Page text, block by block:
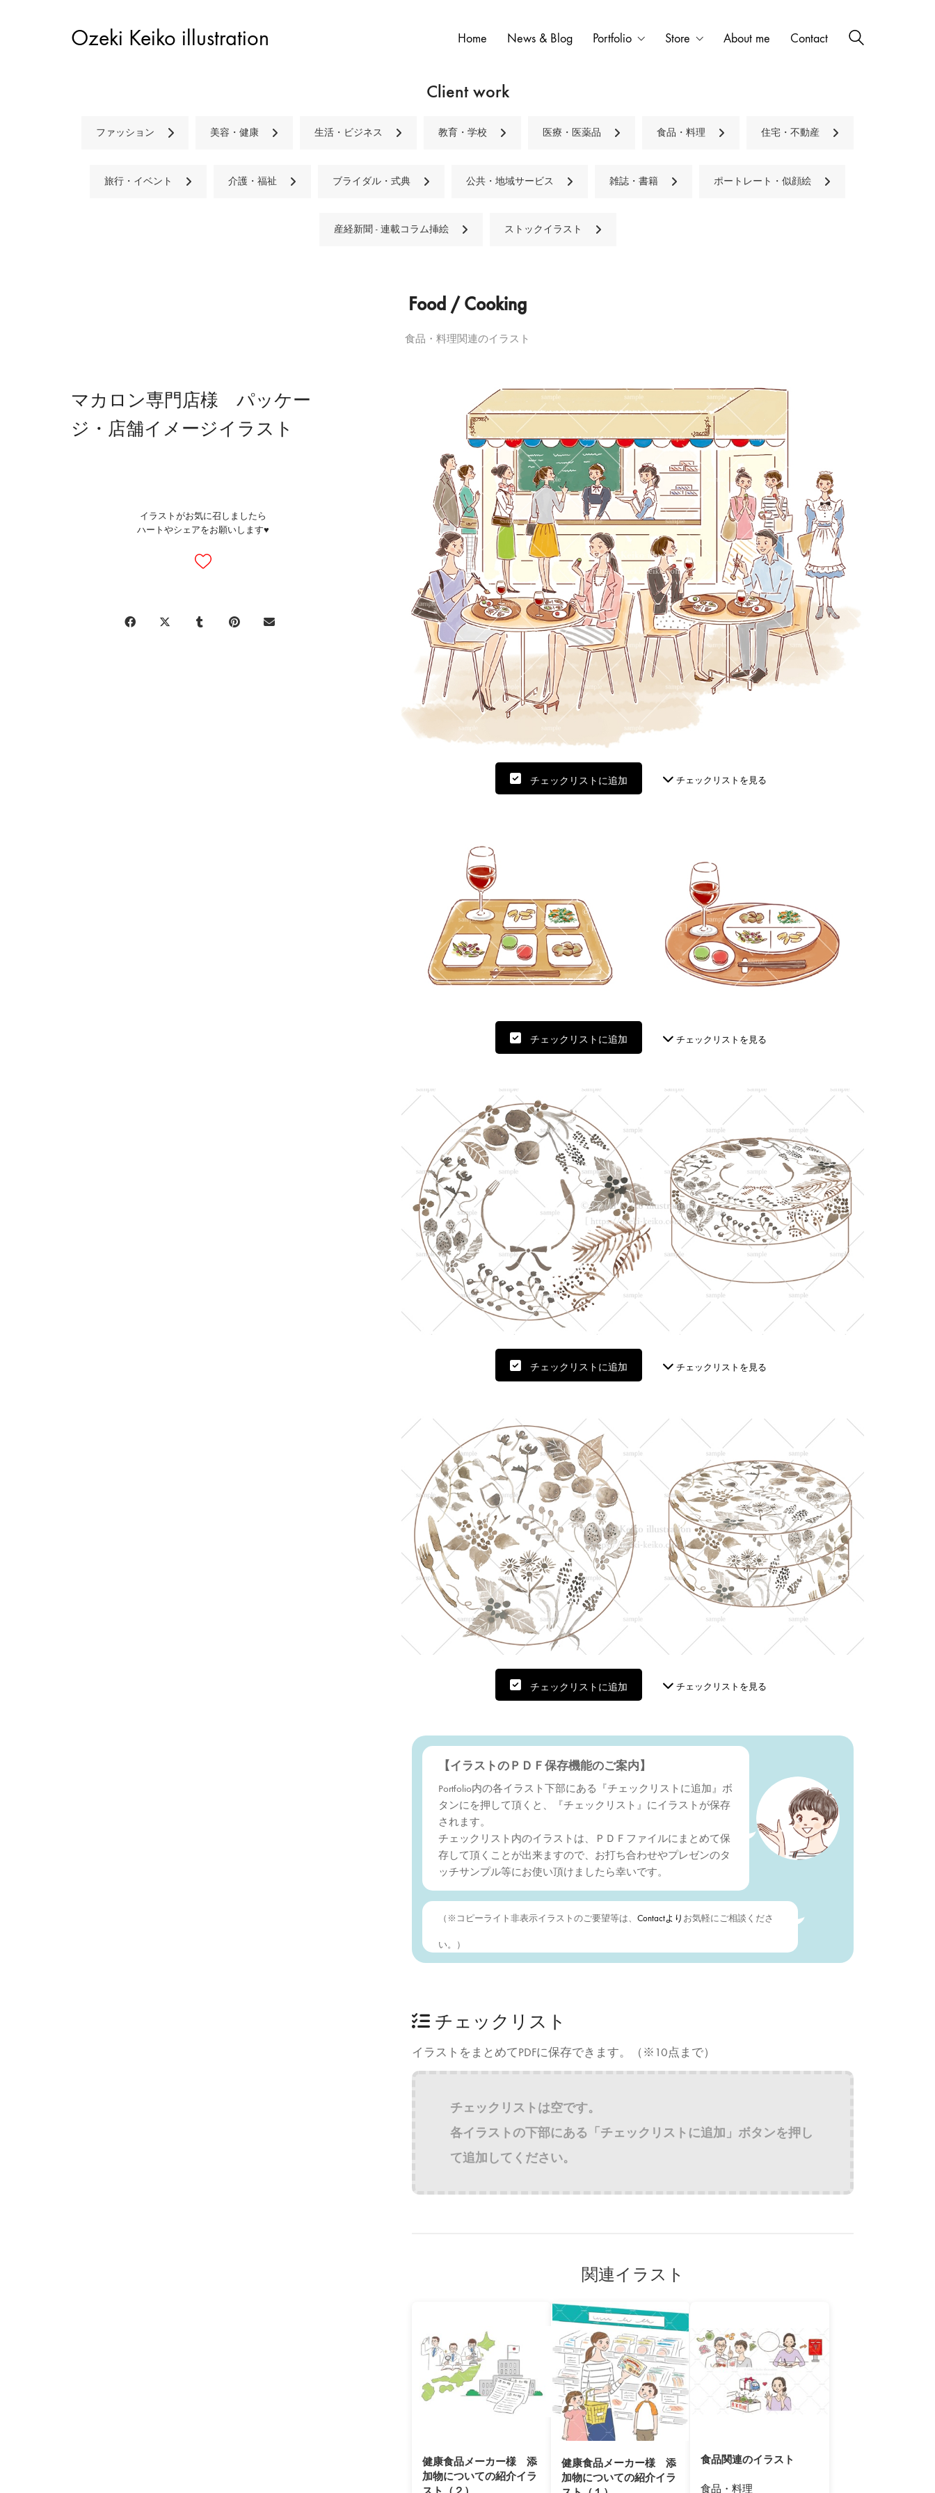
Ozeki Keiko illustration Home News & Blog Portfolio Store About me Contact
Client work
ファッション 美容・健康 生活・ビジネス 教育・学校 医療・医薬品 食品・料理 住宅・不動産
旅行・イベント 介護・福祉 ブライダル・式典 公共・地域サービス 雑誌・書籍 ポートレート・似顔絵
産経新聞 - 連載コラム挿絵 ストックイラスト
Food / Cooking
食品・料理関連のイラスト
マカロン専門店様 パッケー
ジ・店舗イメージイラスト
イラストがお気に召しましたら
ハートやシェアをお願いします♥
チェックリストに追加 チェックリストを見る
チェックリストに追加 チェックリストを見る
チェックリストに追加 チェックリストを見る
チェックリストに追加 チェックリストを見る
【イラストのＰＤＦ保存機能のご案内】
Portfolio内の各イラスト下部にある『チェックリストに追加』ボ
タンにを押して頂くと、『チェックリスト』にイラストが保存
されます。
チェックリスト内のイラストは、ＰＤＦファイルにまとめて保
存して頂くことが出来ますので、お打ち合わせやプレゼンのタ
ッチサンプル等にお使い頂けましたら幸いです。
（※コピーライト非表示イラストのご要望等は、 Contactより お気軽にご相談くださ
い。）
チェックリスト
イラストをまとめてPDFに保存できます。（※10点まで）
チェックリストは空です。
各イラストの下部にある「チェックリストに追加」ボタンを押し
て追加してください。
関連イラスト
健康食品メーカー様 添
加物についての紹介イラ
健康食品メーカー様 添
加物についての紹介イラ
食品関連のイラスト
食品・料理